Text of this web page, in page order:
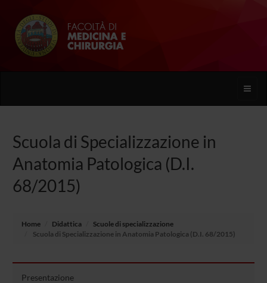
Toggle
Scuola di Specializzazione in
Anatomia Patologica (D.I.
68/2015)
Home Didattica
Scuole di specializzazione
Scuola di Specializzazione in Anatomia Patologica (D.I. 68/2015)
Presentazione